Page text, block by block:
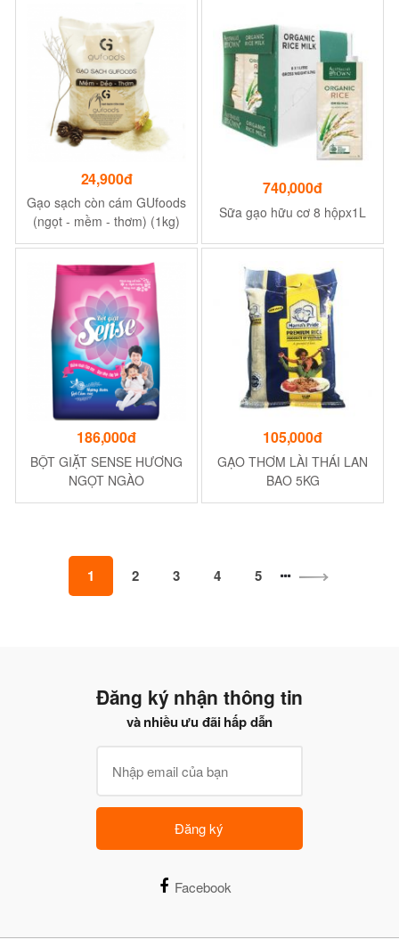
24,900đ
Gạo sạch còn cám GUfoods
(ngọt - mềm - thơm) (1kg)
740,000đ
Sữa gạo hữu cơ 8 hộpx1L
186,000đ
BỘT GIẶT SENSE HƯƠNG
NGỌT NGÀO
105,000đ
GẠO THƠM LÀI THÁI LAN
BAO 5KG
1 2 3 4 5
Đăng ký nhận thông tin
và nhiều ưu đãi hấp dẫn
Đăng ký
Facebook